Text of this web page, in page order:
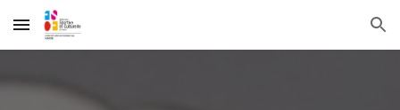
Skip to main content Skip to navigation